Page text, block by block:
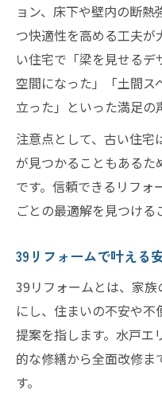
ョン、床下や壁内の断
つ快適性を高める工夫が
い住宅で「梁を見せるデ
空間になった」「土間ス
立った」といった満足の
注意点として、古い住宅
が見つかることもあるた
です。信頼できるリフォ
ごとの最適解を見つける
39リフォームで叶える
39リフォームとは、家
にし、住まいの不安や
提案を指します。水戸エ
的な修繕から全面改修ま
す。